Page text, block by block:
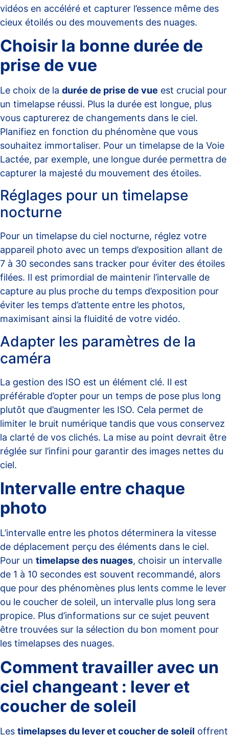
vidéos en accéléré et capturer l’essence même des
cieux étoilés ou des mouvements des nuages.
Choisir la bonne durée de
prise de vue
Le choix de la durée de prise de vue est crucial pour
un timelapse réussi. Plus la durée est longue, plus
vous capturerez de changements dans le ciel.
Planifiez en fonction du phénomène que vous
souhaitez immortaliser. Pour un timelapse de la Voie
Lactée, par exemple, une longue durée permettra de
capturer la majesté du mouvement des étoiles.
Réglages pour un timelapse
nocturne
Pour un timelapse du ciel nocturne, réglez votre
appareil photo avec un temps d’exposition allant de
7 à 30 secondes sans tracker pour éviter des étoiles
filées. Il est primordial de maintenir l’intervalle de
capture au plus proche du temps d’exposition pour
éviter les temps d’attente entre les photos,
maximisant ainsi la fluidité de votre vidéo.
Adapter les paramètres de la
caméra
La gestion des ISO est un élément clé. Il est
préférable d’opter pour un temps de pose plus long
plutôt que d’augmenter les ISO. Cela permet de
limiter le bruit numérique tandis que vous conservez
la clarté de vos clichés. La mise au point devrait être
réglée sur l’infini pour garantir des images nettes du
ciel.
Intervalle entre chaque
photo
L’intervalle entre les photos déterminera la vitesse
de déplacement perçu des éléments dans le ciel.
Pour un timelapse des nuages, choisir un intervalle
de 1 à 10 secondes est souvent recommandé, alors
que pour des phénomènes plus lents comme le lever
ou le coucher de soleil, un intervalle plus long sera
propice. Plus d’informations sur ce sujet peuvent
être trouvées sur la sélection du bon moment pour
les timelapses des nuages.
Comment travailler avec un
ciel changeant : lever et
coucher de soleil
Les timelapses du lever et coucher de soleil offrent